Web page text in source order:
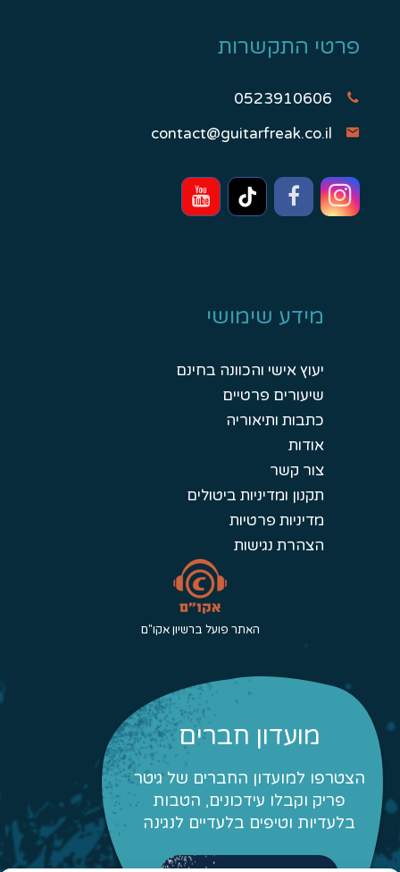
פרטי התקשרות
0523910606
contact@guitarfreak.co.il
מידע שימושי
יעוץ אישי והכוונה בחינם
שיעורים פרטיים
כתבות ותיאוריה
אודות
צור קשר
תקנון ומדיניות ביטולים
מדיניות פרטיות
הצהרת נגישות
האתר פועל ברשיון אקו"ם
מועדון חברים
הצטרפו למועדון החברים של גיטר
פריק וקבלו עידכונים, הטבות
בלעדיות וטיפים בלעדיים לנגינה